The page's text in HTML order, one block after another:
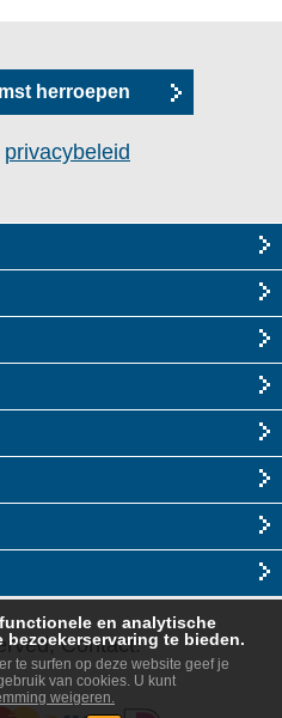
herroepen
privacybeleid
Contact:
en analytische
te bieden.
te surfen op deze website geef je
van cookies. U kunt
weigeren.